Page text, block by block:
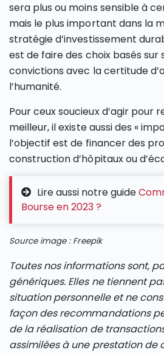
sera plus ou moins sensible à
mais le plus important dans la
stratégie d’investissement
est de faire des choix basés sur
convictions avec la certitude
l’humanité.
Pour ceux soucieux d’agir pour
meilleur, il existe aussi des «
l’objectif est de financer des
construction d’hôpitaux ou
Lire aussi notre guide
Bourse en 2023 ?
Source image : Freepik
Toutes nos informations sont,
génériques. Elles ne tiennent
situation personnelle et ne
façon des recommandations
de la réalisation de
assimilées à une prestation de